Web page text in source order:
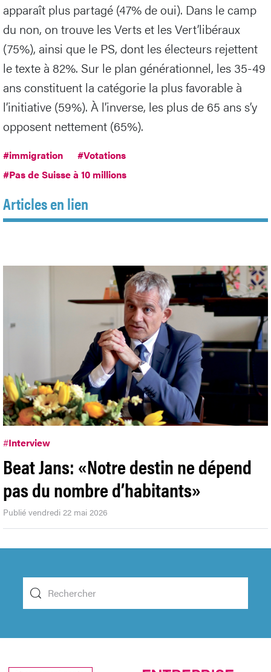
apparaît plus partagé (47% de oui). Dans le camp
du non, on trouve les Verts et les Vert’libéraux
(75%), ainsi que le PS, dont les électeurs rejettent
le texte à 82%. Sur le plan générationnel, les 35-49
ans constituent la catégorie la plus favorable à
l’initiative (59%). À l’inverse, les plus de 65 ans s’y
opposent nettement (65%).
#immigration
#Votations
#Pas de Suisse à 10 millions
Articles en lien
#Interview
Beat Jans: «Notre destin ne dépend
pas du nombre d’habitants»
Publié vendredi 22 mai 2026